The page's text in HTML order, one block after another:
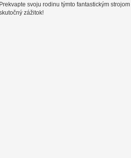
Prekvapte svoju rodinu týmto fantastickým
zážitok!